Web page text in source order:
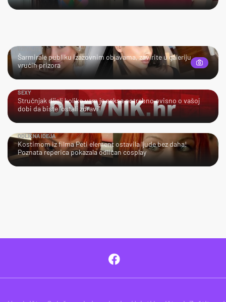
UŽIVAJTE!
Šarmirale publiku izazovnim objavama, zavirite u galeriju
vrućih prizora
SEXY
Stručnjak dijeli koliko vam je seksa potrebno ovisno o vašoj
dobi da biste "ostali zdravi"
ODLIČNA IDEJA
Kostimom iz filma Peti element ostavila ljude bez daha!
Poznata reperica pokazala odličan cosplay